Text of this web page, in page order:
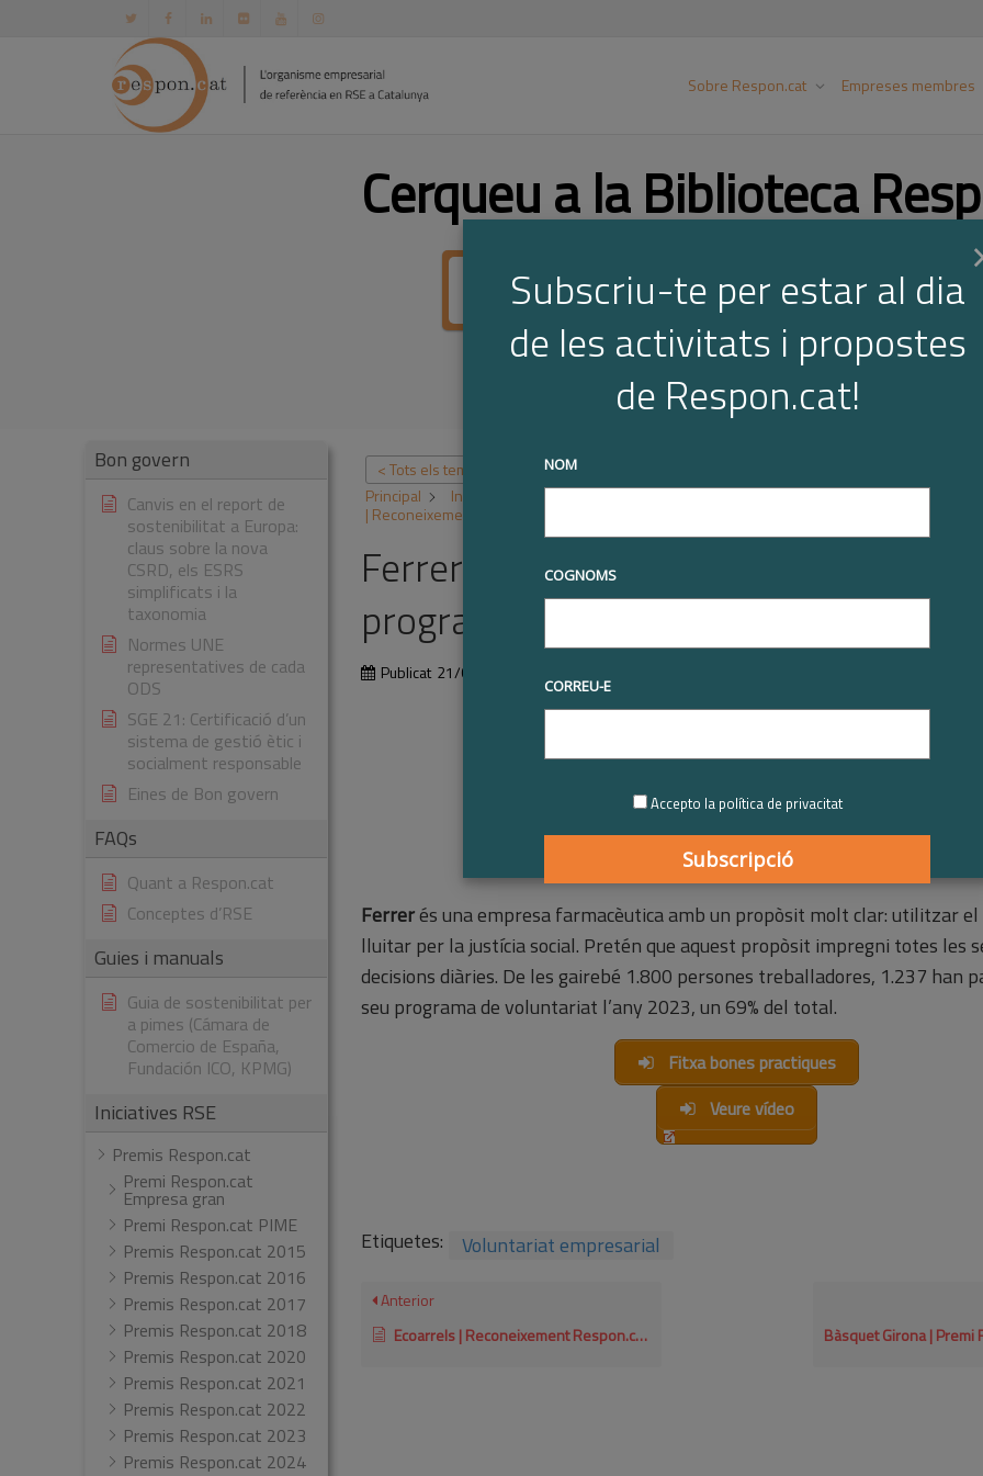
Sobre Respon.cat Empreses membres
Cerqueu a la Biblioteca
Bon govern
Canvis en el report de
sostenibilitat a Europa:
claus sobre la nova
CSRD, els ESRS
simplificats i la
taxonomia
Normes UNE
representatives de cada
ODS
SGE 21: Certificació d’un
sistema de gestió ètic i
socialment responsable
Eines de Bon govern
FAQs
Quant a Respon.cat
Conceptes d’RSE
Guies i manuals
Guia de sostenibilitat per
a pimes (Cámara de
Comercio de España,
Fundación ICO, KPMG)
Iniciatives RSE
Premis Respon.cat
Premi Respon.cat
Empresa gran
Premi Respon.cat PIME
Premis Respon.cat 2015
Premis Respon.cat 2016
Premis Respon.cat 2017
Premis Respon.cat 2018
Premis Respon.cat 2020
Premis Respon.cat 2021
Premis Respon.cat 2022
Premis Respon.cat 2023
Premis Respon.cat 2024
< Tots els temes
Principal
Iniciatives RSE Premis Respon.cat Premis Respon.cat 2024 Ferrer
| Reconeixement Respon.cat al programa empresarial de voluntariat 2024
Ferrer | Reconeixement Respon.cat al
programa empresarial de
Publicat 21/01/2025
Ferrerés una empresa farmacèutica amb un propòsit molt clar: utilitzar el
lluitar per la justícia social. Pretén que aquest propòsit impregni totes les
decisions diàries. De les gairebé 1.800 persones treballadores, 1.237 han
seu programa de voluntariat l’any 2023, un 69% del total.
Fitxa bones practiques
Veure vídeo
Etiquetes: Voluntariat empresarial
Anterior
Ecoarrels | Reconeixement Respon.cat al programa ambiental de col·laboració 2024
Subscriu-te per estar al dia
de les activitats i propostes
de Respon.cat!
NOM
COGNOMS
CORREU-E
Accepto la política de privacitat